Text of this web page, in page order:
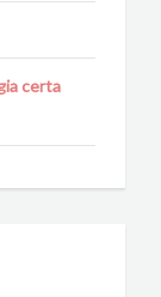
certa